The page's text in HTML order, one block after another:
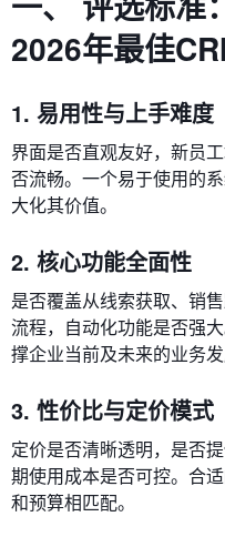
2026年最佳
1. 易用性与上手难度
界面是否直观友好，新员
否流畅。一个易于使用的
大化其价值。
2. 核心功能全面性
是否覆盖从线索获取、销
流程，自动化功能是否强
撑企业当前及未来的业务发
3. 性价比与定价模式
定价是否清晰透明，是否
期使用成本是否可控。合
和预算相匹配。